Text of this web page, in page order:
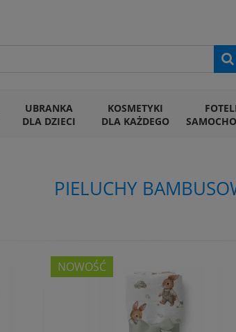
UBRANKA
DLA DZIECI
KOSMETYKI
DLA KAŻDEGO
PIELUCHY
NOWOŚĆ